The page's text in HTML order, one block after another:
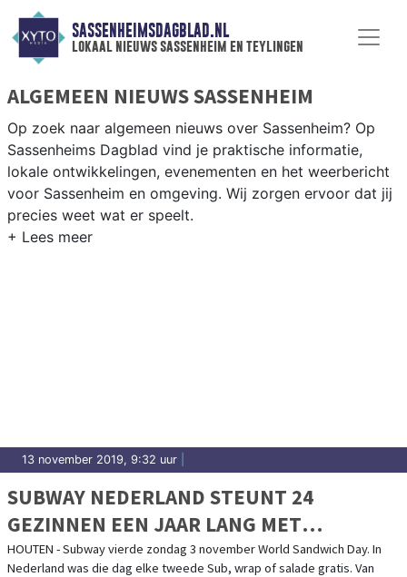
SASSENHEIMSDAGBLAD.NL
lokaal nieuws sassenheim en teylingen
ALGEMEEN NIEUWS SASSENHEIM
Op zoek naar algemeen nieuws over Sassenheim? Op
Sassenheims Dagblad vind je praktische informatie,
lokale ontwikkelingen, evenementen en het weerbericht
voor Sassenheim en omgeving. Wij zorgen ervoor dat jij
precies weet wat er speelt.
13 november 2019, 9:32 uur
SUBWAY NEDERLAND STEUNT 24
GEZINNEN EEN JAAR LANG MET
VOEDSELHULP
HOUTEN - Subway vierde zondag 3 november World Sandwich Day. In
Nederland was die dag elke tweede Sub, wrap of salade gratis. Van